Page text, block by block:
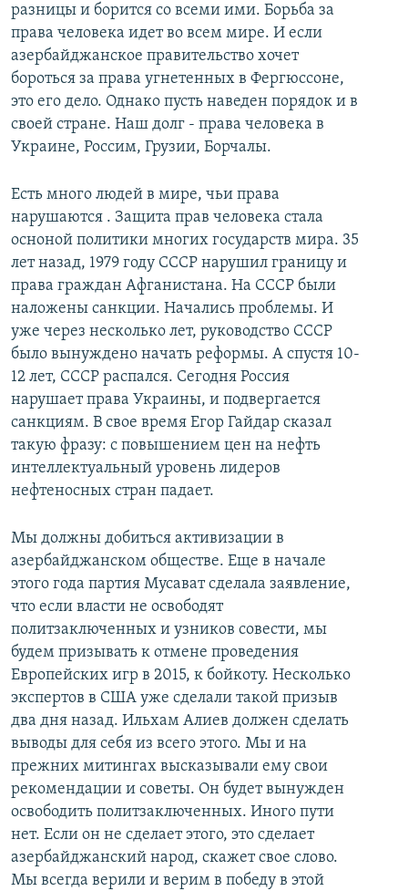
разницы и борится со всеми ими. Борьба за
права человека идет во всем мире. И если
азербайджанское правительство хочет
бороться за права угнетенных в Фергюссоне,
это его дело. Однако пусть наведен порядок и в
своей стране. Наш долг - права человека в
Украине, Россим, Грузии, Борчалы.
Есть много людей в мире, чьи права
нарушаются . Защита прав человека стала
осноной политики многих государств мира. 35
лет назад, 1979 году СССР нарушил границу и
права граждан Афганистана. На СССР были
наложены санкции. Начались проблемы. И
уже через несколько лет, руководство СССР
было вынуждено начать реформы. А спустя 10-
12 лет, СССР распался. Сегодня Россия
нарушает права Украины, и подвергается
санкциям. В свое время Егор Гайдар сказал
такую фразу: с повышением цен на нефть
интеллектуальный уровень лидеров
нефтеносных стран падает.
Мы должны добиться активизации в
азербайджанском обществе. Еще в начале
этого года партия Мусават сделала заявление,
что если власти не освободят
политзаключенных и узников совести, мы
будем призывать к отмене проведения
Европейских игр в 2015, к бойкоту. Несколько
экспертов в США уже сделали такой призыв
два дня назад. Ильхам Алиев должен сделать
выводы для себя из всего этого. Мы и на
прежних митингах высказывали ему свои
рекомендации и советы. Он будет вынужден
освободить политзаключенных. Иного пути
нет. Если он не сделает этого, это сделает
азербайджанский народ, скажет свое слово.
Мы всегда верили и верим в победу в этой